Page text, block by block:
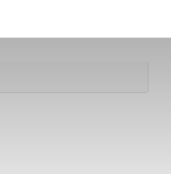
80
Midea